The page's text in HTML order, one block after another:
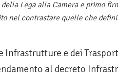
Lega alla Camera e primo
nel contrastare quelle che
Infrastrutture e dei
al decreto